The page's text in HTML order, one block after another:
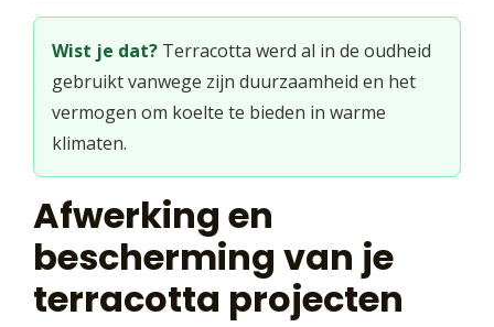
Wist je dat? Terracotta werd al in de oudheid
gebruikt vanwege zijn duurzaamheid en het
vermogen om koelte te bieden in warme
klimaten.
Afwerking en
bescherming van je
terracotta projecten